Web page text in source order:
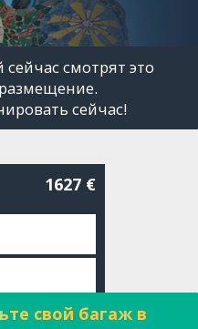
1627 €
смотрят это
размещение.
сейчас!
свой багаж в